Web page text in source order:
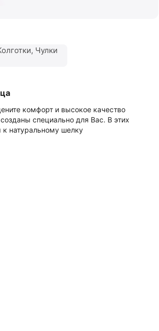
Чулки
комфорт и высокое качество
специально для Вас. В этих
к натуральному шелку